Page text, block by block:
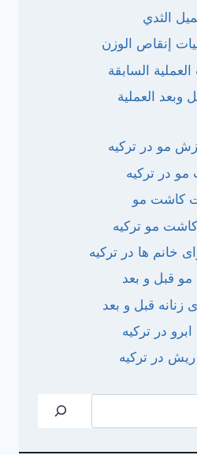
الثدي
إنقاص الوزن
السابقة
وبعد العملية
مو در ترکیه
در ترکیه
کاشت مو
مو ترکیه
خانم ها در ترکیه
قبل و بعد
قبل و بعد
در ترکیه
در ترکیه